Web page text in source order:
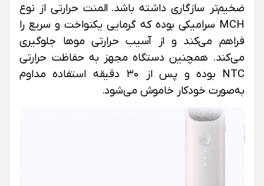
ضخیم‌تر سازگاری داشته باشد. المنت حرارتی از نوع
MCH سرامیکی بوده که گرمایی یکنواخت و سریع را
فراهم می‌کند و از آسیب حرارتی موها جلوگیری
می‌کند. همچنین دستگاه مجهز به حفاظت حرارتی
NTC بوده و پس از ۳۰ دقیقه استفاده مداوم
به‌صورت خودکار خاموش می‌شود.